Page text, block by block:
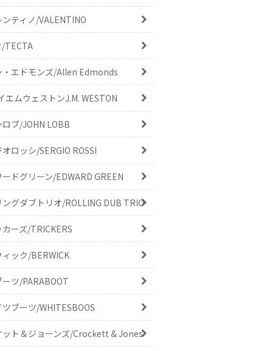
ンティノ/VALENTINO
/TECTA
・エドモンズ/Allen Edmonds
エムウェストンJ.M. WESTON
ロブ/JOHN LOBB
ロッシ/SERGIO ROSSI
ドグリーン/EDWARD GREEN
ングダブトリオ/ROLLING DUB TRIO
カーズ/TRICKERS
ィック/BERWICK
ーツ/PARABOOT
ブーツ/WHITESBOOS
ット＆ジョーンズ/Crockett & Jones